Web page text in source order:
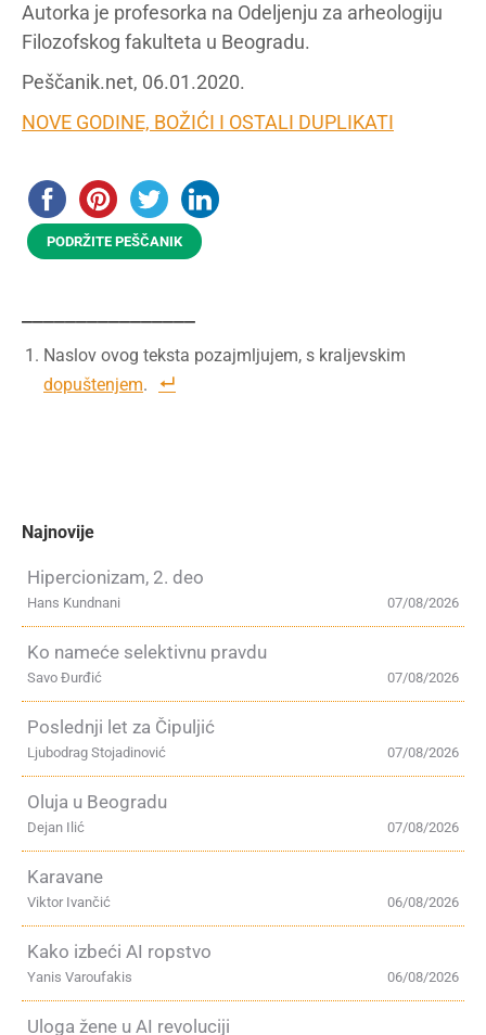
Autorka je profesorka na Odeljenju za arheologiju
Filozofskog fakulteta u Beogradu.
Peščanik.net, 06.01.2020.
NOVE GODINE, BOŽIĆI I OSTALI DUPLIKATI
PODRŽITE PEŠČANIK
Naslov ovog teksta pozajmljujem, s kraljevskim
dopuštenjem.
Najnovije
Hipercionizam, 2. deo
07/08/2026
Hans Kundnani
Ko nameće selektivnu pravdu
07/08/2026
Savo Đurđić
Poslednji let za Čipuljić
07/08/2026
Ljubodrag Stojadinović
Oluja u Beogradu
07/08/2026
Dejan Ilić
Karavane
06/08/2026
Viktor Ivančić
Kako izbeći AI ropstvo
06/08/2026
Yanis Varoufakis
Uloga žene u AI revoluciji